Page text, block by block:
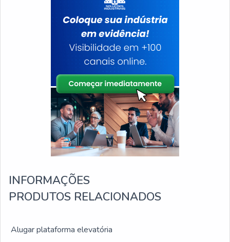
INFORMAÇÕES
PRODUTOS RELACIONADOS
Alugar plataforma elevatória